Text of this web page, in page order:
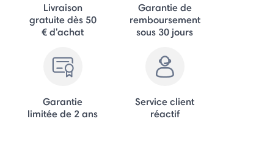
Livraison
gratuite dès 50
€ d'achat
Garantie de
remboursement
sous 30 jours
Garantie
limitée de 2 ans
Service client
réactif